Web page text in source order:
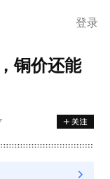
登录
铜价还能